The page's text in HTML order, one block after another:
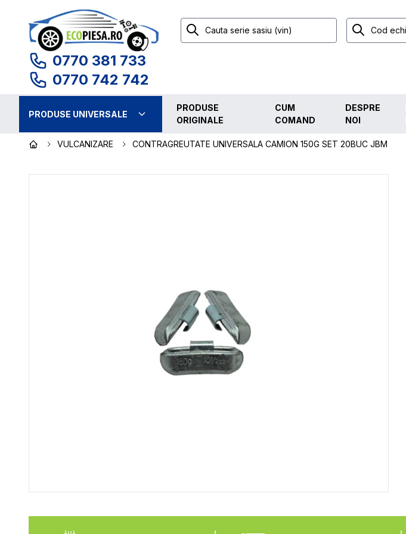
0770 381 733
0770 742 742
PRODUSE UNIVERSALE
PRODUSE
ORIGINALE
CUM
COMAND
DESPRE
NOI
VULCANIZARE CONTRAGREUTATE UNIVERSALA CAMION 150G SET 20BUC JBM